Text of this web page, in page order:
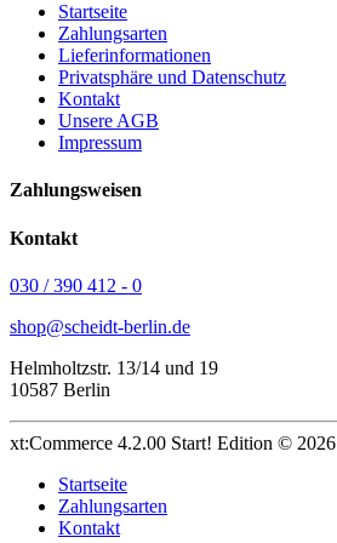
Startseite
Zahlungsarten
Lieferinformationen
Privatsphäre und Datenschutz
Kontakt
Unsere AGB
Impressum
Zahlungsweisen
Kontakt
030 / 390 412 - 0
shop@scheidt-berlin.de
Helmholtzstr. 13/14 und 19
10587 Berlin
xt:Commerce 4.2.00 Start! Edition © 2026
Startseite
Zahlungsarten
Kontakt